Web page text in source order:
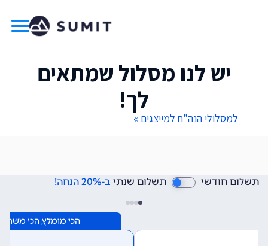
יש לנו מסלול שמתאים
לך!
למסלולי הנה"ח למייצגים »